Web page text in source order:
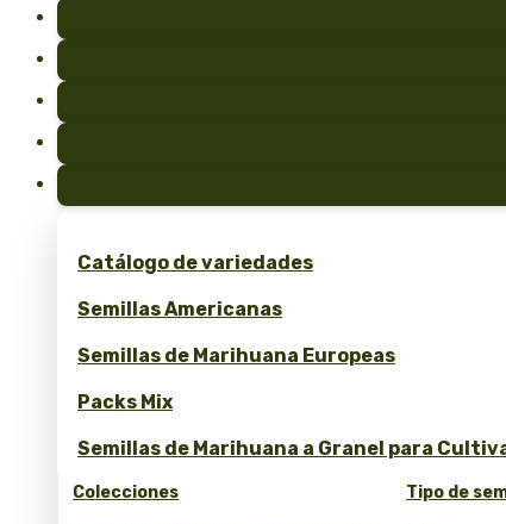
Catálogo de variedades
Semillas Americanas
Semillas de Marihuana Europeas
Packs Mix
Semillas de Marihuana a Granel para
Colecciones Tipo de